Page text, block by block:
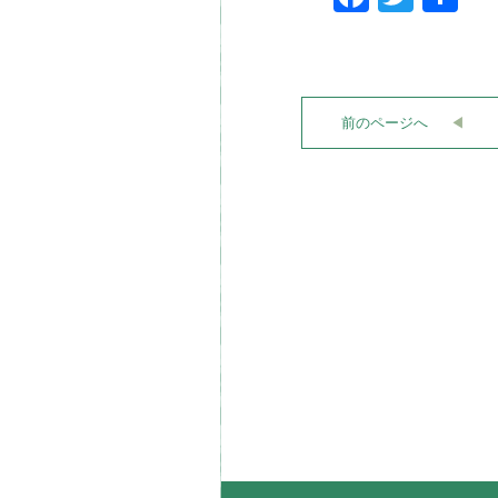
前のページへ ◀︎